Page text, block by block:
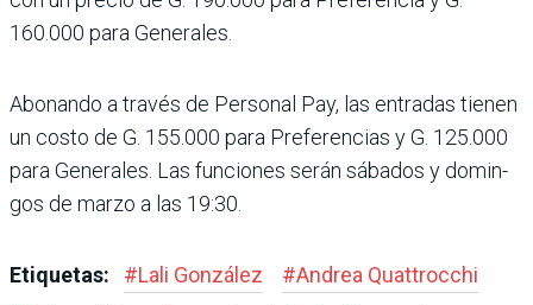
160.000 para Generales.
Abonando a través de Perso­nal Pay, las entradas tienen
un costo de G. 155.000 para Preferencias y G. 125.000
para Generales. Las funcio­nes serán sábados y domin­
gos de marzo a las 19:30.
Etiquetas: #Lali González #Andrea Quattrocchi